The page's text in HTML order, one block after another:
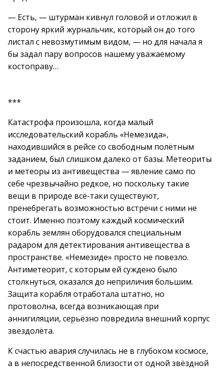
— Есть, — штурман кивнул головой и отложил в
сторону яркий журнальчик, который он до того
листал с невозмутимым видом, — но для начала я
бы задал пару вопросов нашему уважаемому
костоправу…
***
Катастрофа произошла, когда малый
исследовательский корабль «Немезида»,
находившийся в рейсе со свободным полётным
заданием, был слишком далеко от базы. Метеориты
и метеоры из антивещества — явление само по
себе чрезвычайно редкое, но поскольку такие
вещи в природе всё-таки существуют,
пренебрегать возможностью встречи с ними не
стоит. Именно поэтому каждый космический
корабль землян оборудовался специальным
радаром для детектирования антивещества в
пространстве. «Немезиде» просто не повезло.
Антиметеорит, с которым ей суждено было
столкнуться, оказался до неприличия большим.
Защита корабля отработала штатно, но
протоволна, всегда возникающая при
аннигиляции, серьёзно повредила внешний корпус
звездолёта.
К счастью авария случилась не в глубоком космосе,
а в непосредственной близости от одной звёздной